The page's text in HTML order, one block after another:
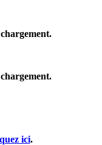
ici.